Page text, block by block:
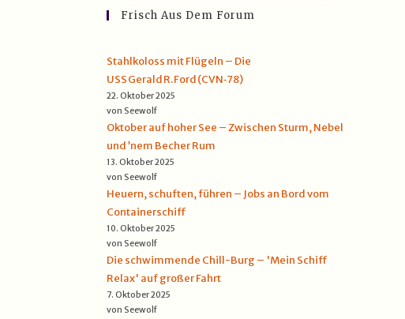
Frisch Aus Dem Forum
Stahlkoloss mit Flügeln – Die
USS Gerald R. Ford (CVN‑78)
22. Oktober 2025
von Seewolf
Oktober auf hoher See – Zwischen Sturm, Nebel
und ’nem Becher Rum
13. Oktober 2025
von Seewolf
Heuern, schuften, führen – Jobs an Bord vom
Containerschiff
10. Oktober 2025
von Seewolf
Die schwimmende Chill-Burg – 'Mein Schiff
Relax' auf großer Fahrt
7. Oktober 2025
von Seewolf